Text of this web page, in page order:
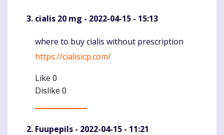
cialis 20 mg - 2022-04-15 - 15:13
Komentaras
where to buy cialis without prescription
https://cialisicp.com/
Like 0
Dislike 0
Fuupepils - 2022-04-15 - 11:21